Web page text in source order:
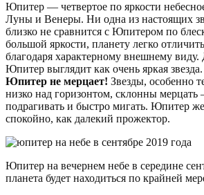
Юпитер — четвертое по яркости
Луны и Венеры. Ни одна из настоящих
близко не сравнится с Юпитером по
большой яркости, планету легко
благодаря характерному внешнему виду.
Юпитер выглядит как очень яркая
Юпитер не мерцает! Звезды, особенно
низко над горизонтом, склонны мерцать
подрагивать и быстро мигать. Юпитер
спокойно, как далекий прожектор.
Юпитер на вечернем небе в середине
планета будет находиться по крайней